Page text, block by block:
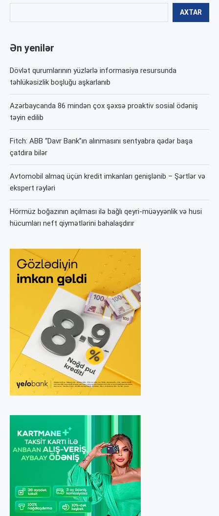
AXTAR
Ən yenilər
Dövlət qurumlarının yüzlərlə informasiya resursunda
təhlükəsizlik boşluğu aşkarlanıb
Azərbaycanda 86 mindən çox şəxsə proaktiv sosial ödəniş
təyin edilib
Fitch: ABB “Davr Bank”ın alınmasını sentyabra qədər başa
çatdıra bilər
Avtomobil almaq üçün kredit imkanları genişlənib – Şərtlər və
ekspert rəyləri
Hörmüz boğazının açılması ilə bağlı qeyri-müəyyənlik və husi
hücumları neft qiymətlərini bahalaşdırır